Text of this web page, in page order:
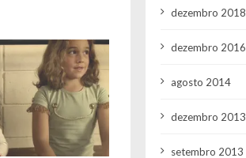
dezembro 2018
dezembro 2016
agosto 2014
dezembro 2013
setembro 2013